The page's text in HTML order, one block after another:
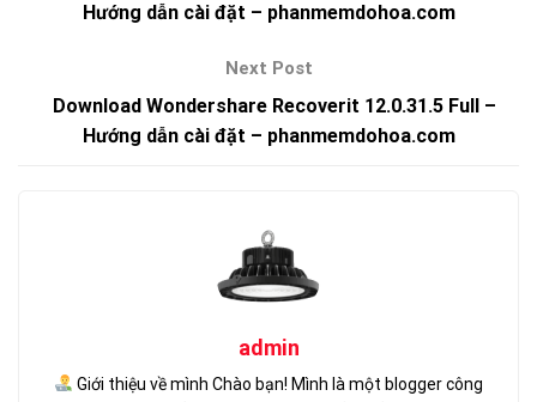
Hướng dẫn cài đặt – phanmemdohoa.com
Download Wondershare Recoverit 12.0.31.5 Full –
Hướng dẫn cài đặt – phanmemdohoa.com
admin
Giới thiệu về mình Chào bạn! Mình là một blogger công